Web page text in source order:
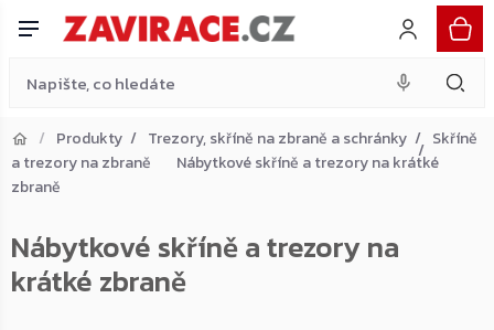
Produkty Trezory, skříně na zbraně a schránky
Skříně
a trezory na zbraně
Nábytkové skříně a trezory na krátké
zbraně
Nábytkové skříně a trezory na
krátké zbraně
Přejít do košíku